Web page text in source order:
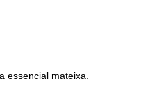
essencial mateixa.